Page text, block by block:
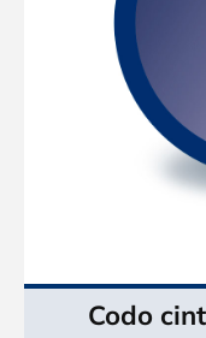
Codo